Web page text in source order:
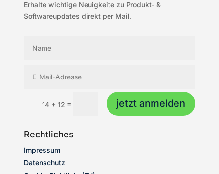
Erhalte wichtige Neuigkeite zu Produkt- &
Softwareupdates direkt per Mail.
14 + 12 = jetzt anmelden
Rechtliches
Impressum
Datenschutz